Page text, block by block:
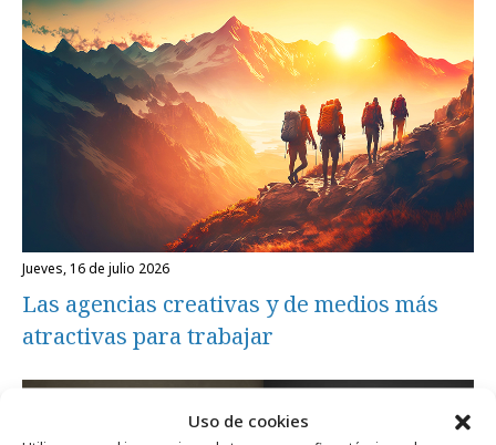
Uso de cookies
jueves, 16 de julio 2026
Las agencias creativas y de medios más
atractivas para trabajar